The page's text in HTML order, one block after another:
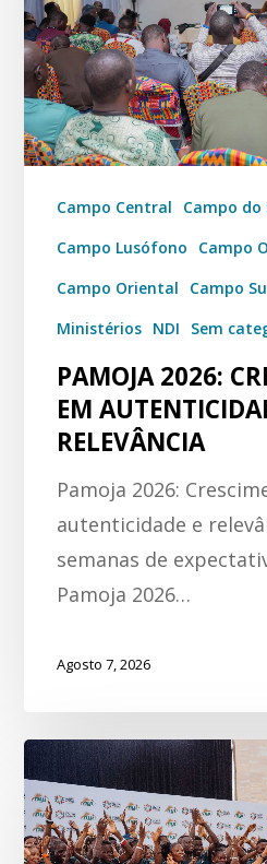
Campo Central
Campo do
Campo Lusófono
Campo
Campo Oriental
Campo
Ministérios NDI Sem
PAMOJA 2026:
EM
RELEVÂNCIA
Pamoja 2026:
autenticidade e
semanas de
Pamoja 2026…
Agosto 7, 2026